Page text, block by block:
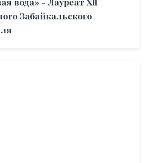
Забайкальского